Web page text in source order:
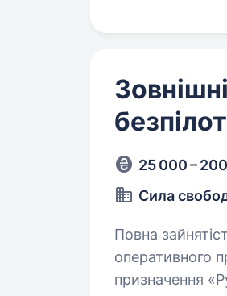
25 000 –
Сила
Повна зайнятість.
оперативного
призначення